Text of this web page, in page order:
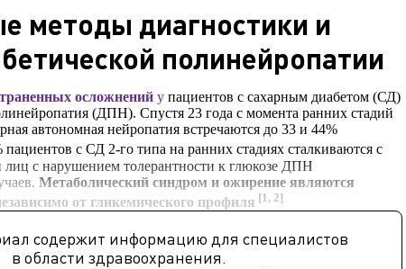
методы диагностики и
полинейропатии
осложнений у пациентов с сахарным диабетом (СД)
(ДПН). Спустя 23 года с момента ранних стадий
автономная нейропатия встречаются до 33 и 44%
пациентов с СД 2-го типа на ранних стадиях сталкиваются с
с нарушением толерантности к глюкозе ДПН
Метаболический синдром и ожирение являются
от гликемического профиля [1, 2]
содержит информацию для специалистов
в области здравоохранения.